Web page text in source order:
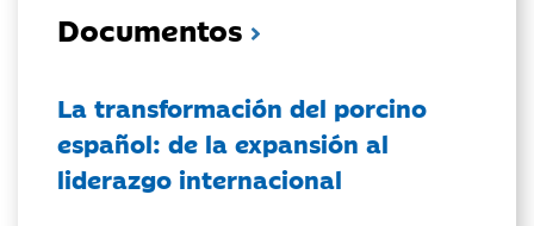
Documentos
La transformación del porcino
español: de la expansión al
liderazgo internacional